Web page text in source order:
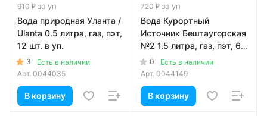
910 ₽ за уп
Вода природная Уланта /
Ulanta 0.5 литра, газ, пэт,
12 шт. в уп.
3
Есть в наличии
Арт. 0044035
В корзину
720 ₽ за уп
Вода Курортный
Источник Бештаугорская
№2 1.5 литра, газ, пэт, 6
шт. в уп.
0
Есть в наличии
Арт. 0044149
В корзину